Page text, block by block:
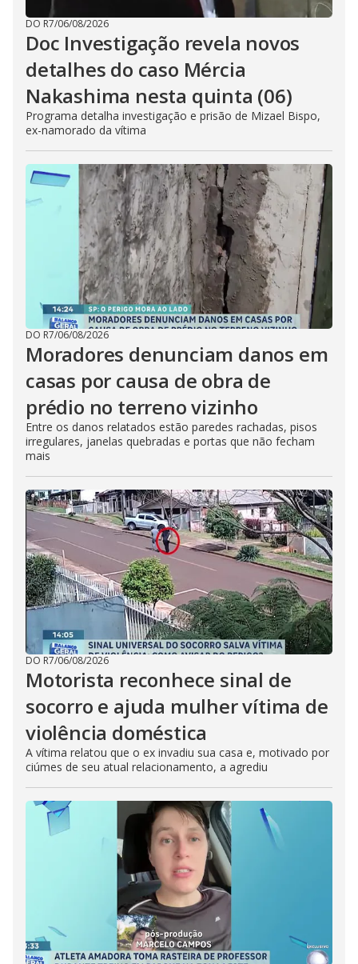
DO R7/06/08/2026
Doc Investigação revela novos
detalhes do caso Mércia
Nakashima nesta quinta (06)
Programa detalha investigação e prisão de Mizael Bispo,
ex-namorado da vítima
DO R7/06/08/2026
Moradores denunciam danos em
casas por causa de obra de
prédio no terreno vizinho
Entre os danos relatados estão paredes rachadas, pisos
irregulares, janelas quebradas e portas que não fecham
mais
DO R7/06/08/2026
Motorista reconhece sinal de
socorro e ajuda mulher vítima de
violência doméstica
A vítima relatou que o ex invadiu sua casa e, motivado por
ciúmes de seu atual relacionamento, a agrediu